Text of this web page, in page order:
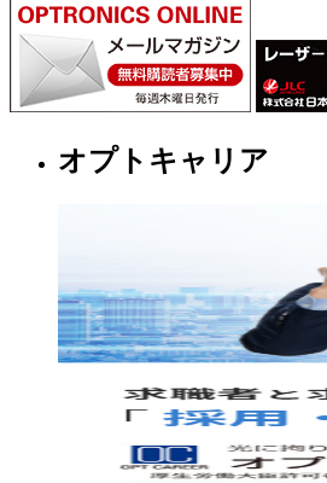
オプトキャリア